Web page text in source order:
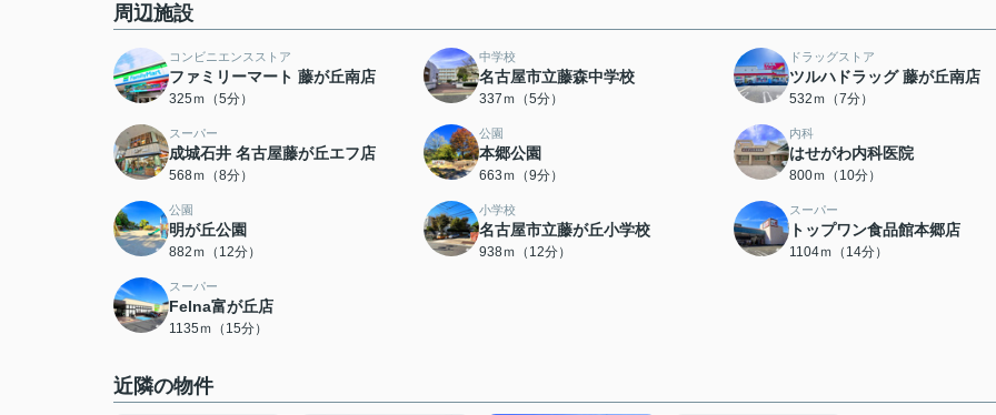
周辺施設
コンビニエンスストア
ファミリーマート 藤が丘南店
325ｍ（5分）
中学校
名古屋市立藤森中学校
337ｍ（5分）
ドラッグストア
ツルハドラッグ 藤が丘南店
532ｍ（7分）
スーパー
成城石井 名古屋藤が丘エフ店
568ｍ（8分）
公園
本郷公園
663ｍ（9分）
内科
はせがわ内科医院
800ｍ（10分）
公園
明が丘公園
882ｍ（12分）
小学校
名古屋市立藤が丘小学校
938ｍ（12分）
スーパー
トップワン食品館本郷店
1104ｍ（14分）
スーパー
Felna富が丘店
1135ｍ（15分）
近隣の物件